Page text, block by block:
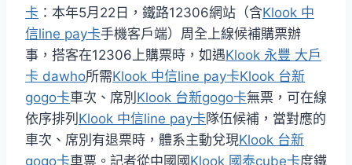
卡 ：本年5月22日，鐵路12306網站（含Klook 中
信line pay卡手機客戶端）周全上線候補購票辦
事，搭客在12306上購票時，如遇Klook 永豐 大戶
卡 dawho所需Klook 中信line pay卡Klook 台新
gogo卡車次、席別 Klook 台新gogo卡無票，可在線
依序排列 Klook 中信line pay卡隊伍候補，當對應的
車次、席別有退票時，體系主動兌現Klook 台新
gogo卡車票。記者從中國國Klook 國泰cube卡度鐵